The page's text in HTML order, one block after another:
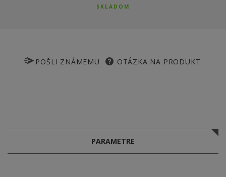
SKLADOM
POŠLI ZNÁMEMU OTÁZKA NA PRODUKT
PARAMETRE